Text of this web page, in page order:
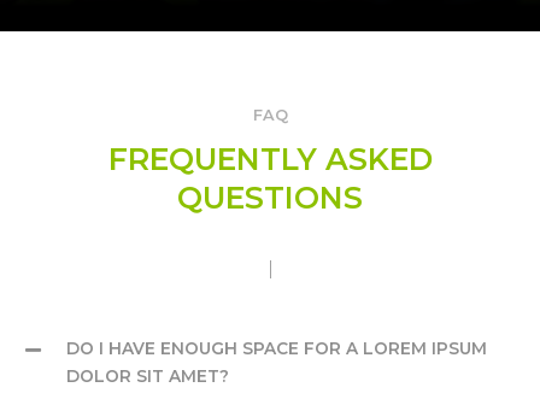
FAQ
FREQUENTLY ASKED
QUESTIONS
DO I HAVE ENOUGH SPACE FOR A LOREM IPSUM
DOLOR SIT AMET?